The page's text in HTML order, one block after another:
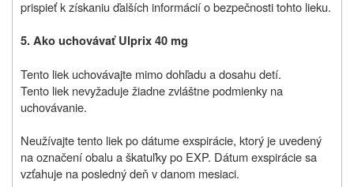
prispieť k získaniu ďalších informácií o bezpečnosti tohto lieku.
5. Ako uchovávať Ulprix 40 mg
Tento liek uchovávajte mimo dohľadu a dosahu detí.
Tento liek nevyžaduje žiadne zvláštne podmienky na
uchovávanie.
Neužívajte tento liek po dátume exspirácie, ktorý je uvedený
na označení obalu a škatuľky po EXP. Dátum exspirácie sa
vzťahuje na posledný deň v danom mesiaci.